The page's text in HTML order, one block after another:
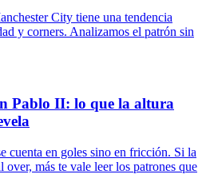
City tiene una tendencia
y corners. Analizamos el patrón sin
Pablo II: lo que la altura
cuenta en goles sino en fricción. Si la
más te vale leer los patrones que